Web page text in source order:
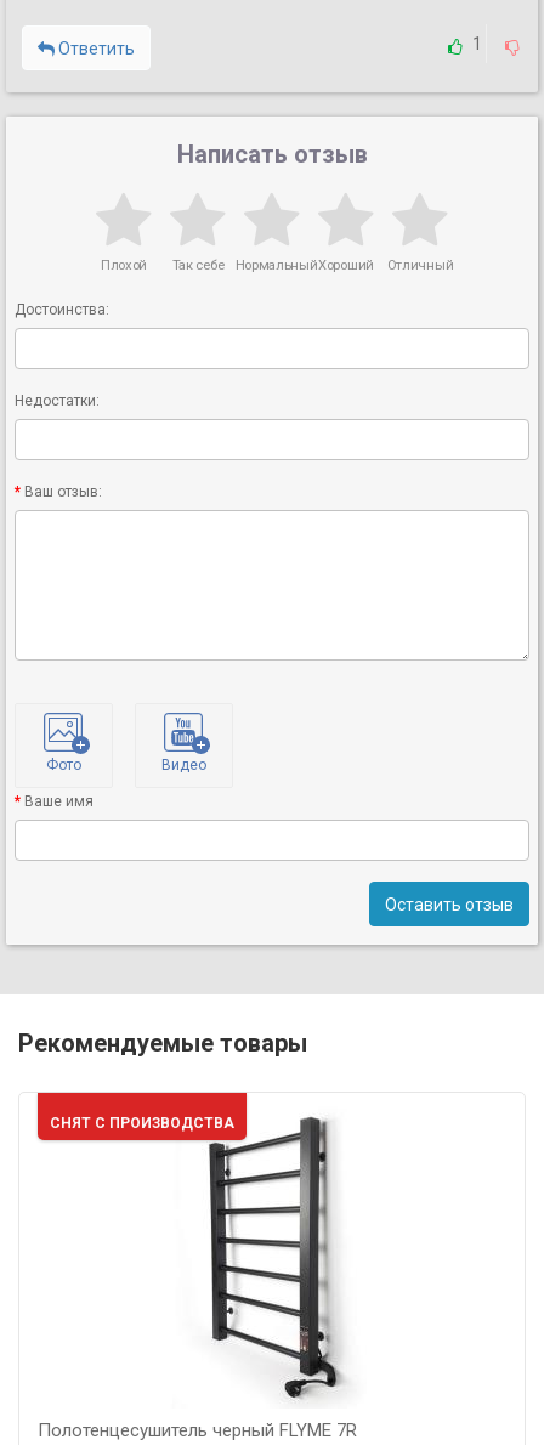
1
Ответить
Написать отзыв
Плохой Так себе НормальныйХороший Отличный
Достоинства:
Недостатки:
Ваш отзыв:
Фото Видео
Ваше имя
Оставить отзыв
Рекомендуемые товары
СНЯТ С ПРОИЗВОДСТВА
Полотенцесушитель черный FLYME 7R